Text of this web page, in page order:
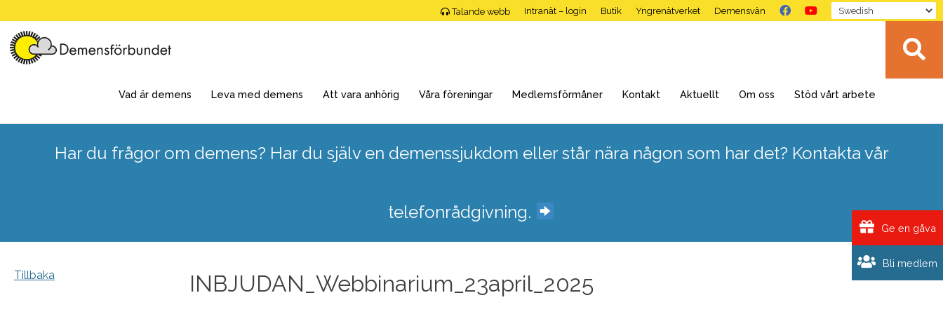
to
content
Talande webb Intranät – login Butik Yngrenätverket Demensvän
Vad är demens Leva med demens Att vara anhörig Våra föreningar Medlemsförmåner Kontakt Aktuellt Om oss Stöd vårt arbete
Har du frågor om demens? Har du själv en demenssjukdom eller står nära någon som har det? Kontakta vår
telefonrådgivning.
Tillbaka INBJUDAN_Webbinarium_23april_2025
Bli medlem
Ge en gåva